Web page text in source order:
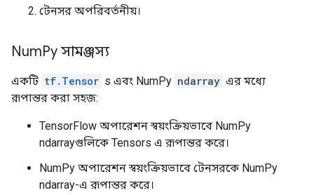
টেনসর অপরিবর্তনীয়।
NumPy সামঞ্জস্য
একটি tf.Tensor s এবং NumPy ndarray এর মধ্যে
রূপান্তর করা সহজ:
TensorFlow অপারেশন স্বয়ংক্রিয়ভাবে NumPy
ndarrayগুলিকে Tensors এ রূপান্তর করে।
NumPy অপারেশন স্বয়ংক্রিয়ভাবে টেনসরকে NumPy
ndarray-এ রূপান্তর করে।